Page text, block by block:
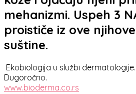
mehanizmi. Uspeh 3
proističe iz ove
suštine.
Ekobiologija u službi
Dugoročno.
www.bioderma.co.rs